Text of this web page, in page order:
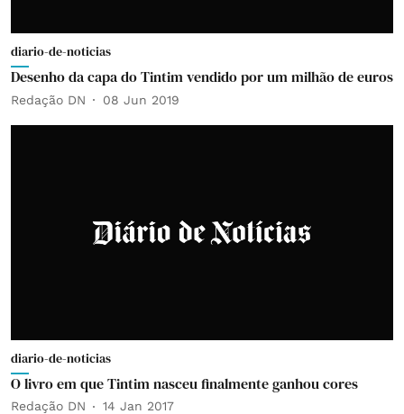
diario-de-noticias
Desenho da capa do Tintim vendido por um milhão de euros
Redação DN 08 Jun 2019
diario-de-noticias
O livro em que Tintim nasceu finalmente ganhou cores
Redação DN 14 Jan 2017